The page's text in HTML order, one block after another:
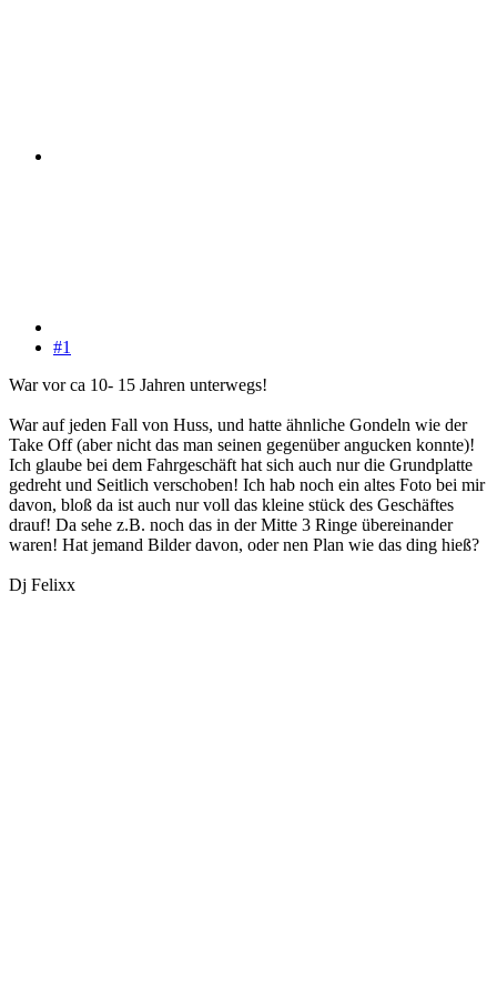
#1
War vor ca 10- 15 Jahren unterwegs!
War auf jeden Fall von Huss, und hatte ähnliche Gondeln wie der
Take Off (aber nicht das man seinen gegenüber angucken konnte)!
Ich glaube bei dem Fahrgeschäft hat sich auch nur die Grundplatte
gedreht und Seitlich verschoben! Ich hab noch ein altes Foto bei mir
davon, bloß da ist auch nur voll das kleine stück des Geschäftes
drauf! Da sehe z.B. noch das in der Mitte 3 Ringe übereinander
waren! Hat jemand Bilder davon, oder nen Plan wie das ding hieß?
Dj Felixx